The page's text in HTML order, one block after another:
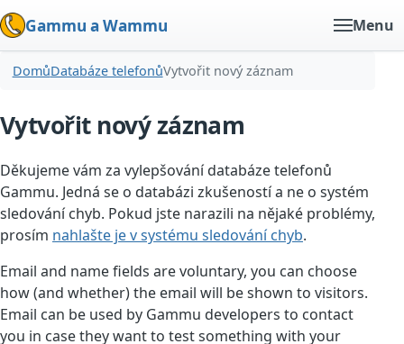
Gammu a Wammu Menu
DomůDatabáze telefonůVytvořit nový záznam
Vytvořit nový záznam
Děkujeme vám za vylepšování databáze telefonů
Gammu. Jedná se o databázi zkušeností a ne o systém
sledování chyb. Pokud jste narazili na nějaké problémy,
prosím nahlašte je v systému sledování chyb.
Email and name fields are voluntary, you can choose
how (and whether) the email will be shown to visitors.
Email can be used by Gammu developers to contact
you in case they want to test something with your